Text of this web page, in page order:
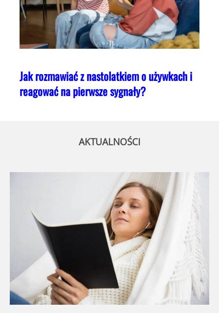
Jak rozmawiać z nastolatkiem o używkach i
reagować na pierwsze sygnały?
AKTUALNOŚCI